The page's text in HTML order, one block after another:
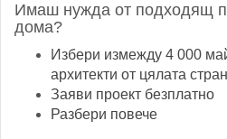
Имаш нужда от подходящ
дома?
Избери измежду 4 000
архитекти от цялата
Заяви проект безплатно
Разбери повече